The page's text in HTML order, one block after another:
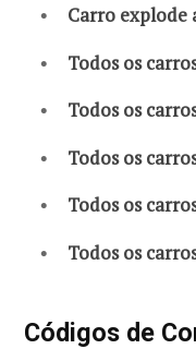
Carro explode
Todos os
Todos os
Todos os
Todos os
Todos os
Códigos de